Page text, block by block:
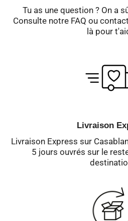
Tu as une question ? On a
Consulte notre FAQ ou
là pour
Livraison
Livraison Express sur
5 jours ouvrés sur le